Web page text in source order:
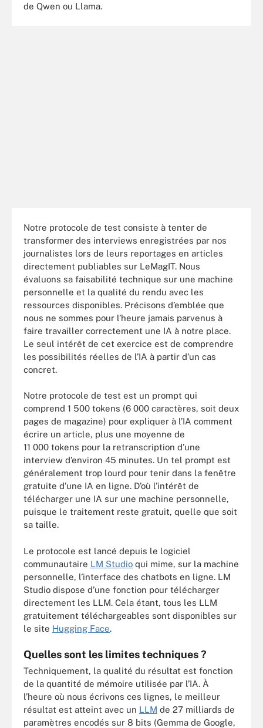
de Qwen ou Llama.
Notre protocole de test consiste à tenter de
transformer des interviews enregistrées par nos
journalistes lors de leurs reportages en articles
directement publiables sur LeMagIT. Nous
évaluons sa faisabilité technique sur une machine
personnelle et la qualité du rendu avec les
ressources disponibles. Précisons d’emblée que
nous ne sommes pour l’heure jamais parvenus à
faire travailler correctement une IA à notre place.
Le seul intérêt de cet exercice est de comprendre
les possibilités réelles de l’IA à partir d’un cas
concret.
Notre protocole de test est un prompt qui
comprend 1 500 tokens (6 000 caractères, soit deux
pages de magazine) pour expliquer à l’IA comment
écrire un article, plus une moyenne de
11 000 tokens pour la retranscription d’une
interview d’environ 45 minutes. Un tel prompt est
généralement trop lourd pour tenir dans la fenêtre
gratuite d’une IA en ligne. D’où l’intérêt de
télécharger une IA sur une machine personnelle,
puisque le traitement reste gratuit, quelle que soit
sa taille.
Le protocole est lancé depuis le logiciel
communautaire LM Studio qui mime, sur la machine
personnelle, l’interface des chatbots en ligne. LM
Studio dispose d’une fonction pour télécharger
directement les LLM. Cela étant, tous les LLM
gratuitement téléchargeables sont disponibles sur
le site Hugging Face.
Quelles sont les limites techniques ?
Techniquement, la qualité du résultat est fonction
de la quantité de mémoire utilisée par l’IA. À
l’heure où nous écrivons ces lignes, le meilleur
résultat est atteint avec un LLM de 27 milliards de
paramètres encodés sur 8 bits (Gemma de Google,